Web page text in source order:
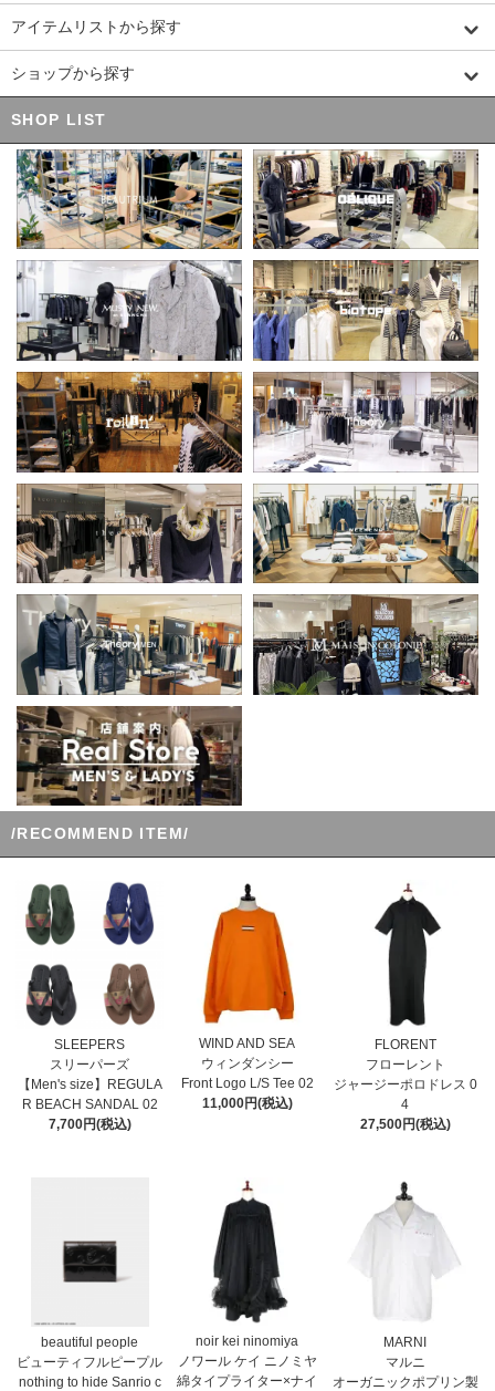
アイテムリストから探す
ショップから探す
SHOP LIST
/RECOMMEND ITEM/
SLEEPERS
スリーパーズ
【Men's size】REGULA
R BEACH SANDAL 02
7,700円(税込)
WIND AND SEA
ウィンダンシー
Front Logo L/S Tee 02
11,000円(税込)
FLORENT
フローレント
ジャージーポロドレス 0
4
27,500円(税込)
beautiful people
ビューティフルピープル
nothing to hide Sanrio c
noir kei ninomiya
ノワール ケイ ニノミヤ
綿タイプライター×ナイ
MARNI
マルニ
オーガニックポプリン製